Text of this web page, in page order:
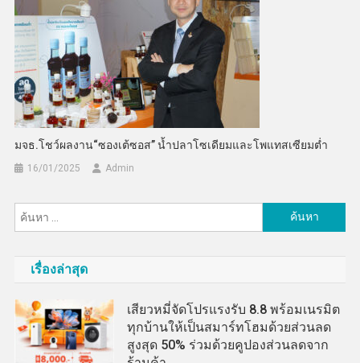
มจธ.โชว์ผลงาน“ซองเต้ซอส” น้ำปลาโซเดียมและโพแทสเซียมต่ำ
16/01/2025 Admin
สำหรับ:
เรื่องล่าสุด
เสียวหมี่จัดโปรแรงรับ 8.8 พร้อมเนรมิต
ทุกบ้านให้เป็นสมาร์ทโฮมด้วยส่วนลด
สูงสุด 50% ร่วมด้วยคูปองส่วนลดจาก